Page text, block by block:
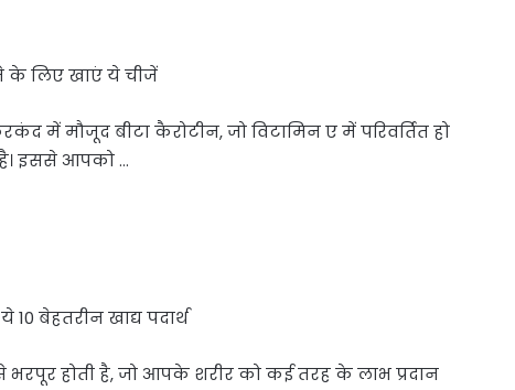
के लिए खाएं ये चीजें
में मौजूद बीटा कैरोटीन, जो विटामिन ए में परिवर्तित हो
इससे आपको …
बेहतरीन खाद्य पदार्थ
होती है, जो आपके शरीर को कई तरह के लाभ प्रदान